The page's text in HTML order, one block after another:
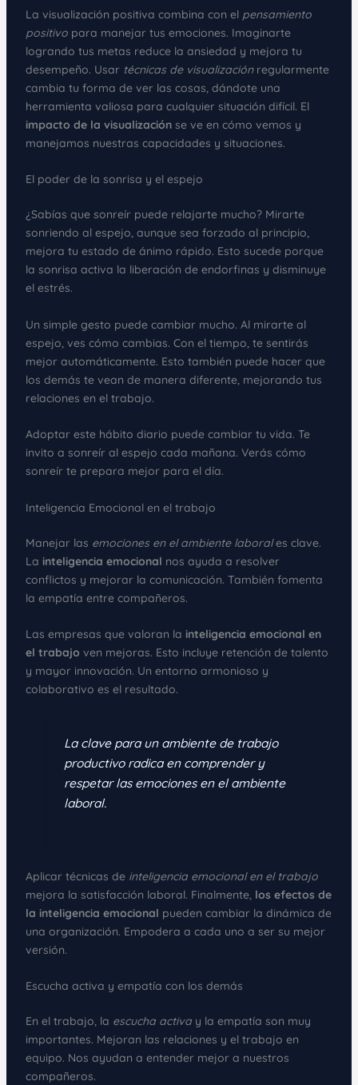
La visualización positiva combina con el pensamiento
positivopara manejar tus emociones. Imaginarte
logrando tus metas reduce la ansiedad y mejora tu
desempeño. Usar técnicas de visualizaciónregularmente
cambia tu forma de ver las cosas, dándote una
herramienta valiosa para cualquier situación difícil. El
impacto de la visualizaciónse ve en cómo vemos y
manejamos nuestras capacidades y situaciones.
El poder de la sonrisa y el espejo
¿Sabías que sonreír puede relajarte mucho? Mirarte
sonriendo al espejo, aunque sea forzado al principio,
mejora tu estado de ánimo rápido. Esto sucede porque
la sonrisa activa la liberación de endorfinas y disminuye
el estrés.
Un simple gesto puede cambiar mucho. Al mirarte al
espejo, ves cómo cambias. Con el tiempo, te sentirás
mejor automáticamente. Esto también puede hacer que
los demás te vean de manera diferente, mejorando tus
relaciones en el trabajo.
Adoptar este hábito diario puede cambiar tu vida. Te
invito a sonreír al espejo cada mañana. Verás cómo
sonreír te prepara mejor para el día.
Inteligencia Emocional en el trabajo
Manejar las emociones en el ambiente laborales clave.
La inteligencia emocional nos ayuda a resolver
conflictos y mejorar la comunicación. También fomenta
la empatía entre compañeros.
Las empresas que valoran la inteligencia emocional en
el trabajo ven mejoras. Esto incluye retención de talento
y mayor innovación. Un entorno armonioso y
colaborativo es el resultado.
La clave para un ambiente de trabajo
productivo radica en comprender y
respetar las emociones en el ambiente
laboral.
Aplicar técnicas de inteligencia emocional en el trabajo
mejora la satisfacción laboral. Finalmente, los efectos de
la inteligencia emocional pueden cambiar la dinámica de
una organización. Empodera a cada uno a ser su mejor
versión.
Escucha activa y empatía con los demás
En el trabajo, la escucha activay la empatía son muy
importantes. Mejoran las relaciones y el trabajo en
equipo. Nos ayudan a entender mejor a nuestros
compañeros.